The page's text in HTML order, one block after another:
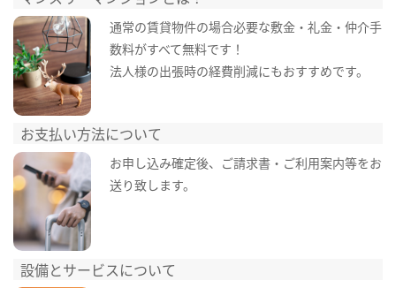
通常の賃貸物件の場合必要な敷金・礼金・仲介手
数料がすべて無料です！
法人様の出張時の経費削減にもおすすめです。
お支払い方法について
お申し込み確定後、ご請求書・ご利用案内等をお
送り致します。
設備とサービスについて